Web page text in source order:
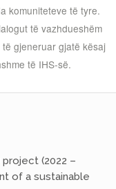
komuniteteve të tyre.
të vazhdueshëm
gjeneruar gjatë kësaj
të IHS-së.
(2022 –
of a sustainable